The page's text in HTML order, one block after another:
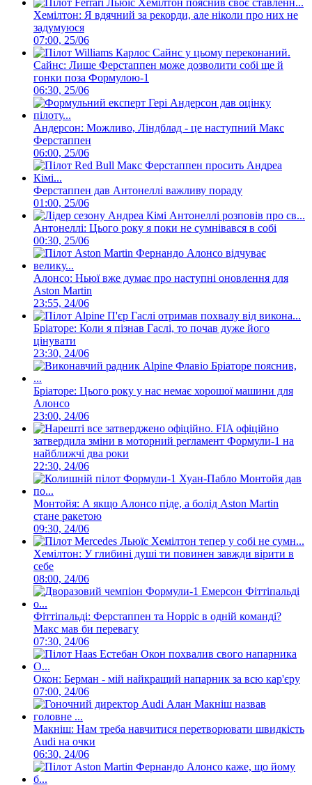
Хемілтон: Я вдячний за рекорди, але ніколи про них не
задумуюся
07:00, 25/06
Сайнс: Лише Ферстаппен може дозволити собі ще й
гонки поза Формулою-1
06:30, 25/06
Андерсон: Можливо, Ліндблад - це наступний Макс
Ферстаппен
06:00, 25/06
Ферстаппен дав Антонеллі важливу пораду
01:00, 25/06
Антонеллі: Цього року я поки не сумнівався в собі
00:30, 25/06
Алонсо: Ньюї вже думає про наступні оновлення для
Aston Martin
23:55, 24/06
Бріаторе: Коли я пізнав Гаслі, то почав дуже його
цінувати
23:30, 24/06
Бріаторе: Цього року у нас немає хорошої машини для
Алонсо
23:00, 24/06
FIA офіційно
затвердила зміни в моторний регламент Формули-1 на
найближчі два роки
22:30, 24/06
Монтойя: А якщо Алонсо піде, а болід Aston Martin
стане ракетою
09:30, 24/06
Хемілтон: У глибині душі ти повинен завжди вірити в
себе
08:00, 24/06
Фіттіпальді: Ферстаппен та Норріс в одній команді?
Макс мав би перевагу
07:30, 24/06
Окон: Берман - мій найкращий напарник за всю кар'єру
07:00, 24/06
Макніш: Нам треба навчитися перетворювати швидкість
Audi на очки
06:30, 24/06